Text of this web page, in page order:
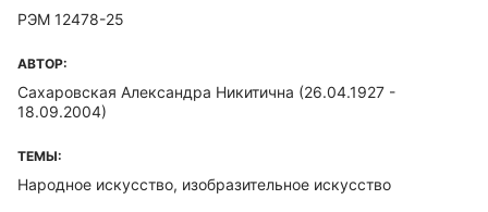
РЭМ 12478-25
АВТОР:
Сахаровская Александра Никитична (26.04.1927 -
18.09.2004)
ТЕМЫ:
Народное искусство, изобразительное искусство